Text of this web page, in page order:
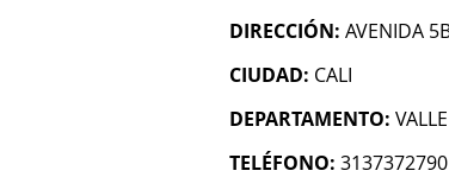
DIRECCIÓN: AVENIDA
CIUDAD: CALI
DEPARTAMENTO: VALLE
TELÉFONO: 3137372790